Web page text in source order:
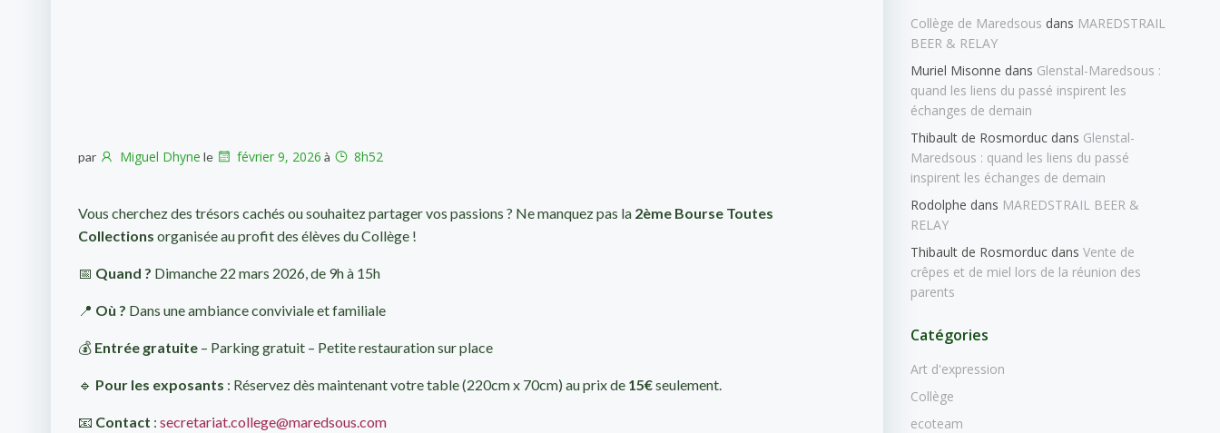
par Miguel Dhyne le février 9, 2026 à 8h52
Vous cherchez des trésors cachés ou souhaitez partager vos passions ? Ne manquez pas la 2ème Bourse Toutes
Collections organisée au profit des élèves du Collège !
📅 Quand ? Dimanche 22 mars 2026, de 9h à 15h
📍 Où ? Dans une ambiance conviviale et familiale
💰 Entrée gratuite – Parking gratuit – Petite restauration sur place
🔹 Pour les exposants : Réservez dès maintenant votre table (220cm x 70cm) au prix de 15€seulement.
📧 Contact : secretariat.college@maredsous.com
Collège de Maredsous dans MAREDSTRAIL
BEER & RELAY
Muriel Misonne dans Glenstal-Maredsous :
quand les liens du passé inspirent les
échanges de demain
Thibault de Rosmorducdans Glenstal-
Maredsous : quand les liens du passé
inspirent les échanges de demain
Rodolphe dans MAREDSTRAIL BEER &
RELAY
Thibault de Rosmorducdans Vente de
crêpes et de miel lors de la réunion des
parents
Catégories
Art d'expression
Collège
ecoteam